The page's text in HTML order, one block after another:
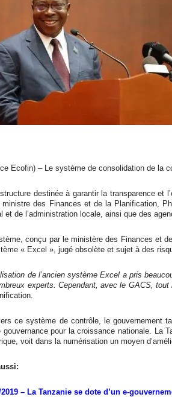
Ecofin) – Le système de consolidation de la
destinée à garantir la transparence et
ministre des Finances et de la Planification,
et de l’administration locale, ainsi que des
conçu par le ministère des Finances et
« Excel », jugé obsolète et sujet à des
de l’ancien système Excel a pris
experts. Cependant, avec le GACS,
ce système de contrôle, le gouvernement
gouvernance pour la croissance nationale. La
voit dans la numérisation un moyen
2019 – La Tanzanie se dote d’un e-